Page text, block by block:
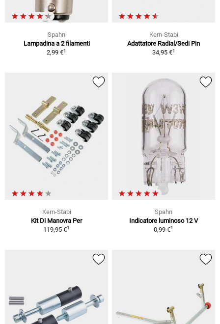
Spahn
Lampadina a 2 filamenti
2,99 €1
Kern-Stabi
Adattatore Radial/Sedi Pin
34,95 €1
Kern-Stabi
Kit Di Manovra Per
119,95 €1
Spahn
Indicatore luminoso 12 V
0,99 €1